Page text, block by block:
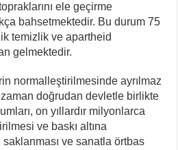
ele geçirme
bahsetmektedir. Bu durum 75
temizlik ve apartheid
gelmektedir.
normalleştirilmesinde ayrılmaz
zaman doğrudan devletle birlikte
on yıllardır milyonlarca
ve baskı altına
saklanması ve sanatla örtbas